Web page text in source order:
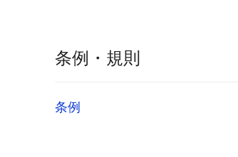
条例・規則
条例